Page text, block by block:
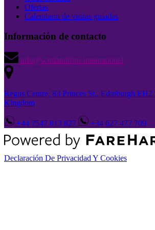
Ofertas
Calendario de visitas guiadas
Información de contacto
info@scotlandtrips.international
Regus Centre, 83 Princes St., Edinburgh
Kingdom
+44 7547 813 827 +34 627 477 709
Declaración De Privacidad Y Cookies